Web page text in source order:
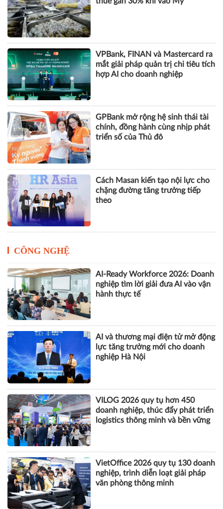
VPBank, FINAN và Mastercard ra
mắt giải pháp quản trị chi tiêu tích
hợp AI cho doanh nghiệp
GPBank mở rộng hệ sinh thái tài
chính, đồng hành cùng nhịp phát
triển số của Thủ đô
Cách Masan kiến tạo nội lực cho
chặng đường tăng trưởng tiếp
theo
CÔNG NGHỆ
AI-Ready Workforce 2026: Doanh
nghiệp tìm lời giải đưa AI vào vận
hành thực tế
AI và thương mại điện tử mở động
lực tăng trưởng mới cho doanh
nghiệp Hà Nội
VILOG 2026 quy tụ hơn 450
doanh nghiệp, thúc đẩy phát triển
logistics thông minh và bền vững
VietOffice 2026 quy tụ 130 doanh
nghiệp, trình diễn loạt giải pháp
văn phòng thông minh